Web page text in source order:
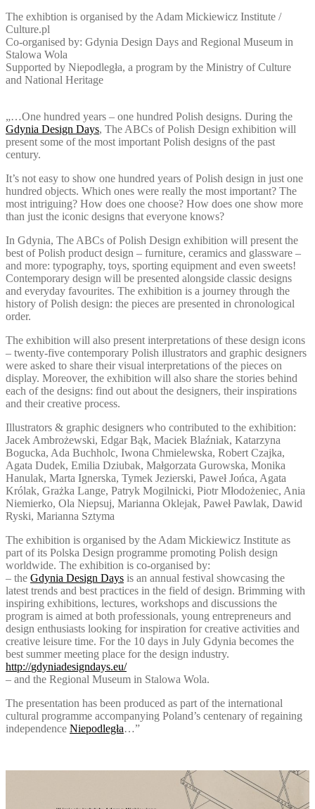
The exhibtion is organised by the Adam Mickiewicz Institute /
Culture.pl
Co-organised by: Gdynia Design Days and Regional Museum in
Stalowa Wola
Supported by Niepodległa, a program by the Ministry of Culture
and National Heritage
„…One hundred years – one hundred Polish designs. During the
Gdynia Design Days, The ABCs of Polish Design exhibition will
present some of the most important Polish designs of the past
century.
It’s not easy to show one hundred years of Polish design in just one
hundred objects. Which ones were really the most important? The
most intriguing? How does one choose? How does one show more
than just the iconic designs that everyone knows?
In Gdynia, The ABCs of Polish Design exhibition will present the
best of Polish product design – furniture, ceramics and glassware –
and more: typography, toys, sporting equipment and even sweets!
Contemporary design will be presented alongside classic designs
and everyday favourites. The exhibition is a journey through the
history of Polish design: the pieces are presented in chronological
order.
The exhibition will also present interpretations of these design icons
– twenty-five contemporary Polish illustrators and graphic designers
were asked to share their visual interpretations of the pieces on
display. Moreover, the exhibition will also share the stories behind
each of the designs: find out about the designers, their inspirations
and their creative process.
Illustrators & graphic designers who contributed to the exhibition:
Jacek Ambrożewski, Edgar Bąk, Maciek Blaźniak, Katarzyna
Bogucka, Ada Buchholc, Iwona Chmielewska, Robert Czajka,
Agata Dudek, Emilia Dziubak, Małgorzata Gurowska, Monika
Hanulak, Marta Ignerska, Tymek Jezierski, Paweł Jońca, Agata
Królak, Grażka Lange, Patryk Mogilnicki, Piotr Młodożeniec, Ania
Niemierko, Ola Niepsuj, Marianna Oklejak, Paweł Pawlak, Dawid
Ryski, Marianna Sztyma
The exhibition is organised by the Adam Mickiewicz Institute as
part of its Polska Design programme promoting Polish design
worldwide. The exhibition is co-organised by:
– the Gdynia Design Days is an annual festival showcasing the
latest trends and best practices in the field of design. Brimming with
inspiring exhibitions, lectures, workshops and discussions the
program is aimed at both professionals, young entrepreneurs and
design enthusiasts looking for inspiration for creative activities and
creative leisure time. For the 10 days in July Gdynia becomes the
best summer meeting place for the design industry.
http://gdyniadesigndays.eu/
– and the Regional Museum in Stalowa Wola.
The presentation has been produced as part of the international
cultural programme accompanying Poland’s centenary of regaining
independence Niepodległa…”